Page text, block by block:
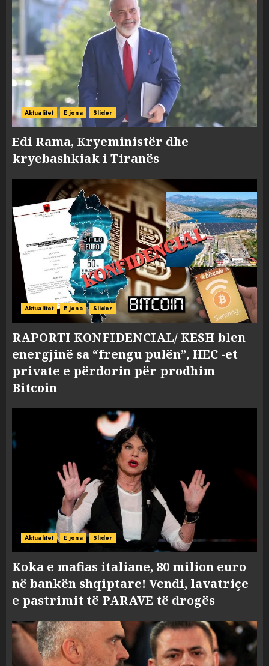
Aktualitet E jona Slider
Edi Rama, Kryeministër dhe
kryebashkiak i Tiranës
Aktualitet E jona Slider
RAPORTI KONFIDENCIAL/ KESH blen
energjinë sa “frengu pulën”, HEC -et
private e përdorin për prodhim
Bitcoin
Aktualitet E jona Slider
Koka e mafias italiane, 80 milion euro
në bankën shqiptare! Vendi, lavatriçe
e pastrimit të PARAVE të drogës